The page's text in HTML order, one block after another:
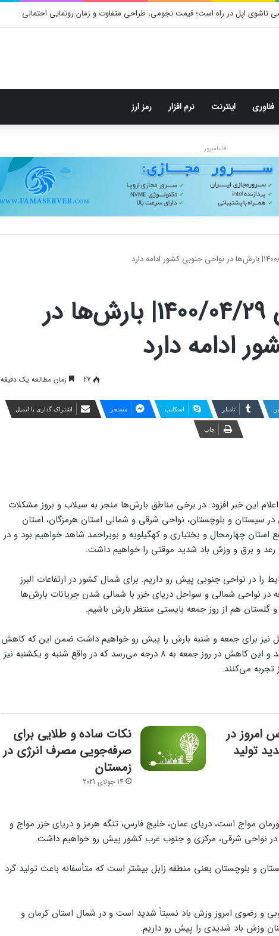
اینستاگرام: هر پست فقط پنج هشتگ
فناوری اینترنت نرم افزار رمز ارز
فاماسرور
هواشناسی ایران 1400/04/29| بارش‌ها در
ادامه دارد
27 زمان مطالعه یک دقیقه
تامبلر اسکایپ مسنجر اشتراک گذاری با ایمیل
چاپ
این خبر افزود: در برخی مناطق بارش‌ها منجر به سیلاب و بروز مشکلات
سیستان و بلوچستان، نواحی شرقی و شمالی استان هرمزگان، استان
استان چهارمحال و بختیاری و کهگیلویه و بویراحمد شاهد خواهیم بود و در
رعد و برق و وزش باد شدید موقتی را خواهیم داشت.
در نواحی جنوبی پیش رو داریم. برای شمال کشور در ارتفاعات البرز
در نواحی شمالی و سواحل دریای خزر با شمالی شدن جریانات بارش‌ها
گلستان هم از روز جمعه بایستی منتظر بارش باشیم.
نیز برای جمعه و شنبه بارش را پیش رو خواهیم داشت ضمن این که کاهش
دما بر روی سواحل دریای خزر اتفاق می‌افتد و این کاهش در روز جمعه به 8 درجه می‌رسد که در واقع شنبه و یکشنبه نیز
می‌کنند.
امروز در
تولید
نکات ساده و طلایی برای
صرفه‌جویی مصرف انرژی در
زمستان
14 جولای 2021
مواج است، دریای عمان، خلیج فارس، تنگه هرمز و دریای خزر مواج و
در نواحی شرقی، مرکزی و جنوب غرب کشور پیش رو خواهیم داشت.
و بلوچستان یعنی منطقه زابل بیشتر است که متأسفانه باعث تولید گرد
و رضوی امروز وزش باد نسبتاً شدید است و در شمال استان کرمان و
وزش باد شدیدی را پیش رو داریم.